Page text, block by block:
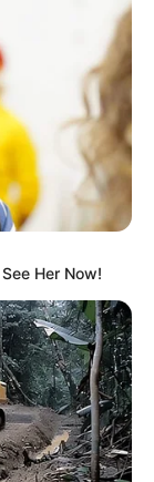
gebucht oder
dass sich
Her Now!